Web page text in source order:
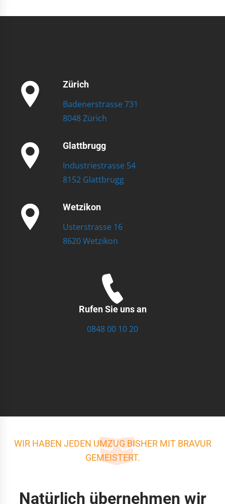
Zürich
Badenerstrasse 731
8048 Zürich
Glattbrugg
Industriestrasse 54
8152 Glattbrugg
Wetzikon
Usterstrasse 16
8620 Wetzikon
Rufen Sie uns an
0848 00 10 20
WIR HABEN JEDEN UMZUG BISHER MIT BRAVUR
GEMEISTERT.
Natürlich übernehmen wir